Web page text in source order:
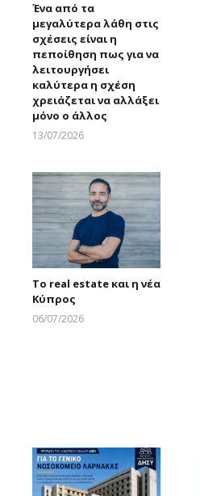
Ένα από τα
μεγαλύτερα λάθη στις
σχέσεις είναι η
πεποίθηση πως για να
λειτουργήσει
καλύτερα η σχέση
χρειάζεται να αλλάξει
μόνο ο άλλος
13/07/2026
Το real estate και η νέα
Κύπρος
06/07/2026